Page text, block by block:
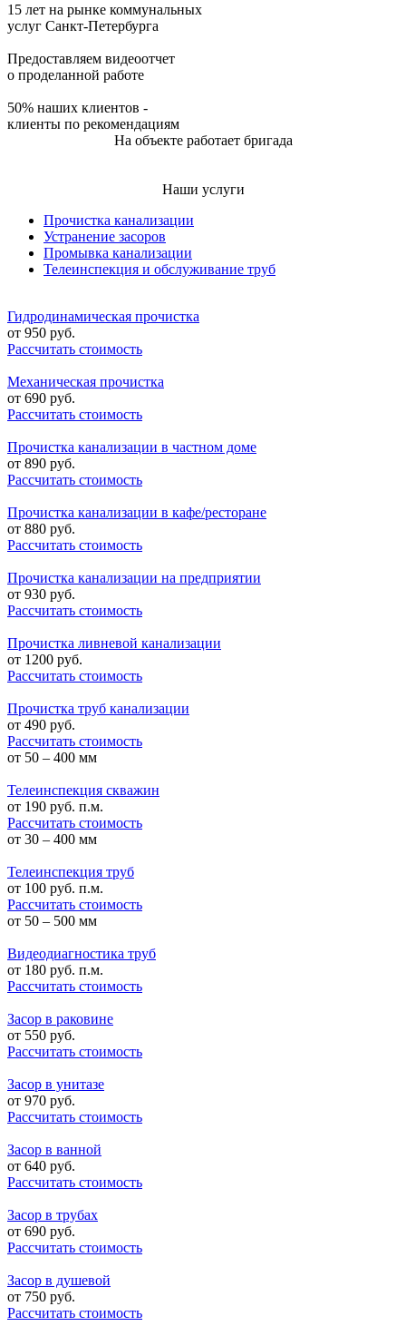
15 лет на рынке коммунальных
услуг Санкт-Петербурга
Предоставляем видеоотчет
о проделанной работе
50% наших клиентов -
клиенты по рекомендациям
На объекте работает бригада
Наши услуги
Прочистка канализации
Устранение засоров
Промывка канализации
Телеинспекция и обслуживание труб
Гидродинамическая прочистка
от 950 руб.
Рассчитать стоимость
Механическая прочистка
от 690 руб.
Рассчитать стоимость
Прочистка канализации в частном доме
от 890 руб.
Рассчитать стоимость
Прочистка канализации в кафе/ресторане
от 880 руб.
Рассчитать стоимость
Прочистка канализации на предприятии
от 930 руб.
Рассчитать стоимость
Прочистка ливневой канализации
от 1200 руб.
Рассчитать стоимость
Прочистка труб канализации
от 490 руб.
Рассчитать стоимость
от 50 – 400 мм
Телеинспекция скважин
от 190 руб. п.м.
Рассчитать стоимость
от 30 – 400 мм
Телеинспекция труб
от 100 руб. п.м.
Рассчитать стоимость
от 50 – 500 мм
Видеодиагностика труб
от 180 руб. п.м.
Рассчитать стоимость
Засор в раковине
от 550 руб.
Рассчитать стоимость
Засор в унитазе
от 970 руб.
Рассчитать стоимость
Засор в ванной
от 640 руб.
Рассчитать стоимость
Засор в трубах
от 690 руб.
Рассчитать стоимость
Засор в душевой
от 750 руб.
Рассчитать стоимость